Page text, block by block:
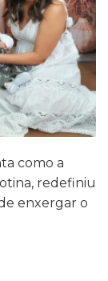
como a
redefiniu
enxergar o